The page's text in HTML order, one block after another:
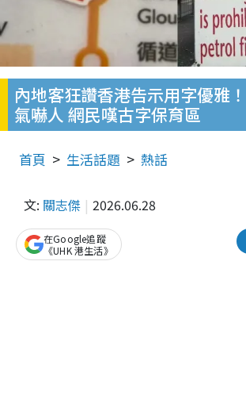
內地客狂讚香港告示用字優雅
氣嚇人 網民嘆古字保育區
首頁 生活話題 熱話
文: 關志傑 2026.06.28
在Google追蹤
《UHK 港生活》